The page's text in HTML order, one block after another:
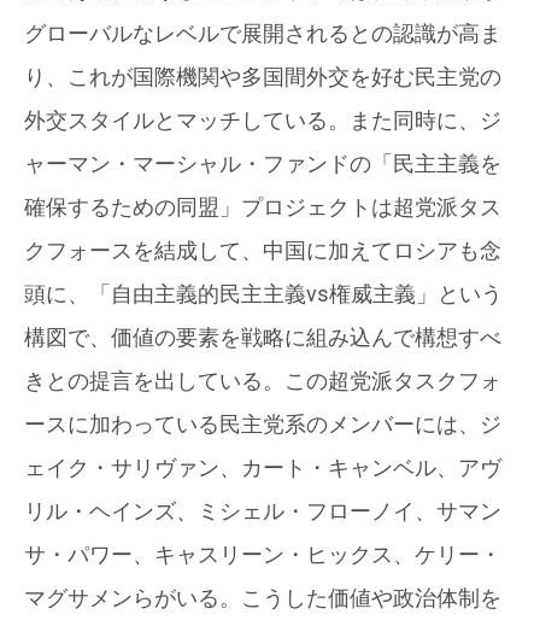
グローバルなレベルで展開されるとの認識が高ま
り、これが国際機関や多国間外交を好む民主党の
外交スタイルとマッチしている。また同時に、ジ
ャーマン・マーシャル・ファンドの「民主主義を
確保するための同盟」プロジェクトは超党派タス
クフォースを結成して、中国に加えてロシアも念
頭に、「自由主義的民主主義vs権威主義」という
構図で、価値の要素を戦略に組み込んで構想すべ
きとの提言を出している。この超党派タスクフォ
ースに加わっている民主党系のメンバーには、ジ
ェイク・サリヴァン、カート・キャンベル、アヴ
リル・ヘインズ、ミシェル・フローノイ、サマン
サ・パワー、キャスリーン・ヒックス、ケリー・
マグサメンらがいる。こうした価値や政治体制を